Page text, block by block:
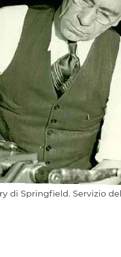
di Springfield. Servizio